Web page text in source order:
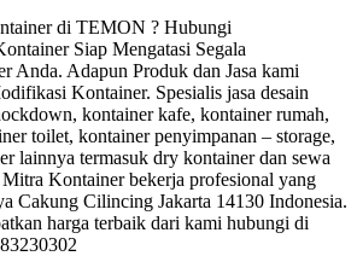
di TEMON ? Hubungi
Siap Mengatasi Segala
Anda. Adapun Produk dan Jasa kami
Kontainer. Spesialis jasa desain
kontainer kafe, kontainer rumah,
toilet, kontainer penyimpanan – storage,
lainnya termasuk dry kontainer dan sewa
Kontainer bekerja profesional yang
Cakung Cilincing Jakarta 14130 Indonesia.
harga terbaik dari kami hubungi di